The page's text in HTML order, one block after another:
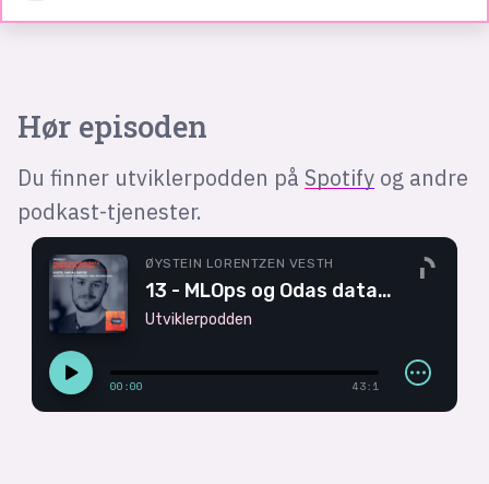
Hør episoden
Du finner utviklerpodden på Spotifyog andre
podkast-tjenester.